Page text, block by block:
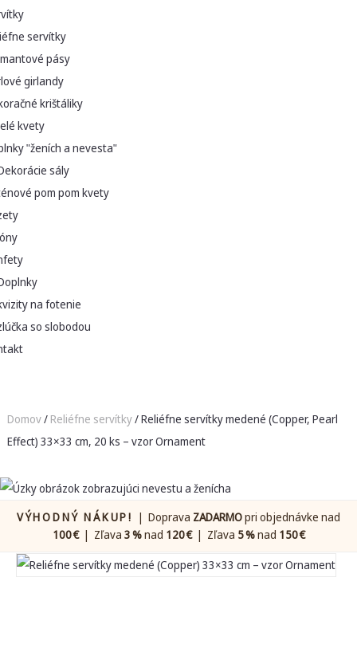
servítky
pásy
girlandy
krištáliky
kvety
"ženích a nevesta"
sály
pom pom kvety
na fotenie
so slobodou
Domov/ Reliéfne servítky/ Reliéfne servítky medené (Copper, Pearl
Effect) 33×33 cm, 20 ks – vzor Ornament
VÝHODNÝ NÁKUP! | Doprava ZADARMOpri objednávke nad
100 €| Zľava 3 %nad 120 €| Zľava 5 %nad 150 €